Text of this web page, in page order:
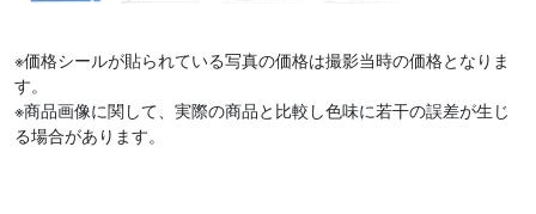
※価格シールが貼られている写真の価格は撮影当時の価格となりま
す。
※商品画像に関して、実際の商品と比較し色味に若干の誤差が生じ
る場合があります。